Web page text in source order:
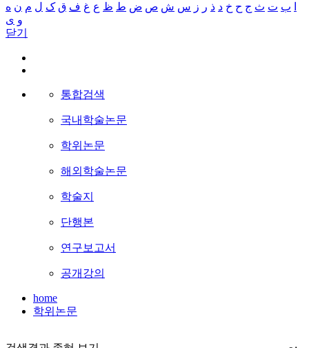
ب ت ث ج ح خ د ذ ر ز س ش ص ض ط ظ ع غ ف ق ک ل م ن ه
و ی
닫기
통합검색
국내학술논문
학위논문
해외학술논문
학술지
단행본
연구보고서
공개강의
home
학위논문